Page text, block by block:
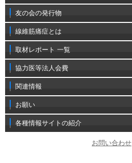
友の会の発行物
線維筋痛症とは
取材レポート 一覧
協力医等法人会費
関連情報
お願い
各種情報サイトの紹介
お問い合わせ